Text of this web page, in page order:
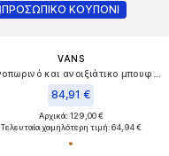
ΠΡΟΣΩΠΙΚΟ ΚΟΥΠΟΝΙ
VANS
84,91 €
Αρχικά: 129,00 €
Τελευταία χαμηλότερη τιμή:64,94 €